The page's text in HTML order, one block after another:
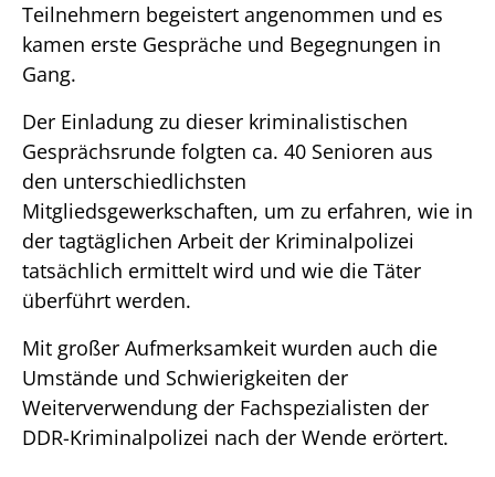
Teilnehmern begeistert angenommen und es
kamen erste Gespräche und Begegnungen in
Gang.
Der Einladung zu dieser kriminalistischen
Gesprächsrunde folgten ca. 40 Senioren aus
den unterschiedlichsten
Mitgliedsgewerkschaften, um zu erfahren, wie in
der tagtäglichen Arbeit der Kriminalpolizei
tatsächlich ermittelt wird und wie die Täter
überführt werden.
Mit großer Aufmerksamkeit wurden auch die
Umstände und Schwierigkeiten der
Weiterverwendung der Fachspezialisten der
DDR-Kriminalpolizei nach der Wende erörtert.